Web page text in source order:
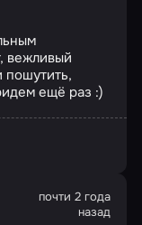
вежливый
пошутить,
ещё раз :)
почти 2 года
назад